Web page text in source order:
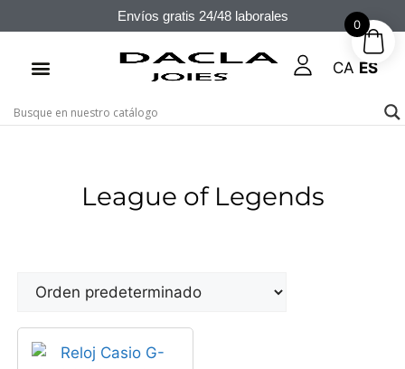
Envíos gratis 24/48 laborales
CA ES
League of Legends
0